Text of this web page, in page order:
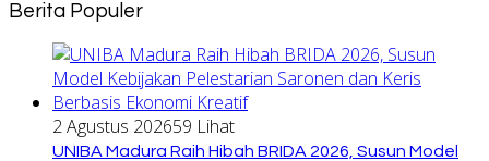
Berita Populer
2 Agustus 202659 Lihat
UNIBA Madura Raih Hibah BRIDA 2026, Susun Model